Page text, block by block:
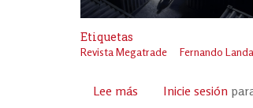
Etiquetas
Revista Megatrade Fernando Landa
Lee más sobreInicie sesión